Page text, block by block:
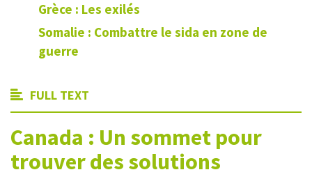
Grèce : Les exilés
Somalie : Combattre le sida en zone de
guerre
FULL TEXT
Canada : Un sommet pour
trouver des solutions